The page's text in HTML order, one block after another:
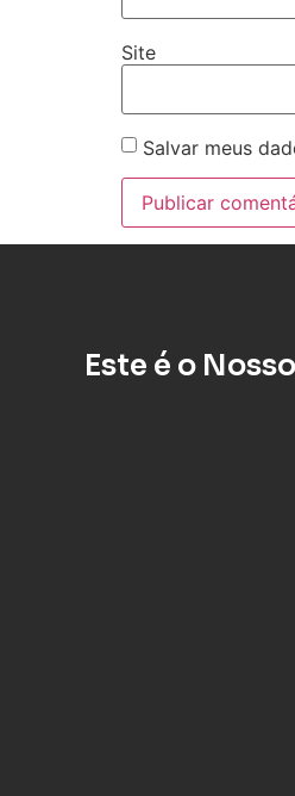
Site
Salvar meus
Este é o